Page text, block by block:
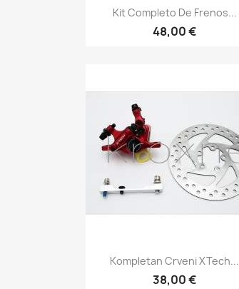
Vista rápida
Kit Completo De Frenos...
48,00 €
Vista rápida
Kompletan Crveni XTech...
38,00 €